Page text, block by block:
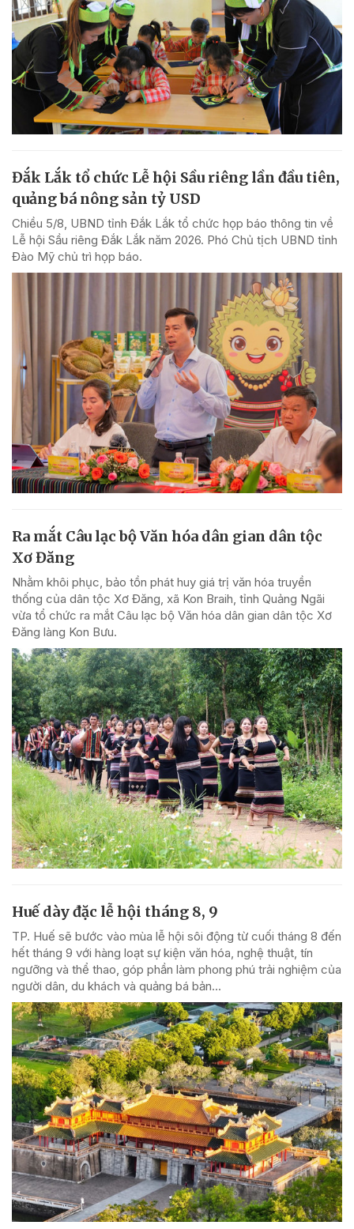
Đắk Lắk tổ chức Lễ hội Sầu riêng lần đầu tiên,
quảng bá nông sản tỷ USD
Chiều 5/8, UBND tỉnh Đắk Lắk tổ chức họp báo thông tin về
Lễ hội Sầu riêng Đắk Lắk năm 2026. Phó Chủ tịch UBND tỉnh
Đào Mỹ chủ trì họp báo.
Ra mắt Câu lạc bộ Văn hóa dân gian dân tộc
Xơ Đăng
Nhằm khôi phục, bảo tồn phát huy giá trị văn hóa truyền
thống của dân tộc Xơ Đăng, xã Kon Braih, tỉnh Quảng Ngãi
vừa tổ chức ra mắt Câu lạc bộ Văn hóa dân gian dân tộc Xơ
Đăng làng Kon Bưu.
Huế dày đặc lễ hội tháng 8, 9
TP. Huế sẽ bước vào mùa lễ hội sôi động từ cuối tháng 8 đến
hết tháng 9 với hàng loạt sự kiện văn hóa, nghệ thuật, tín
ngưỡng và thể thao, góp phần làm phong phú trải nghiệm của
người dân, du khách và quảng bá bản...